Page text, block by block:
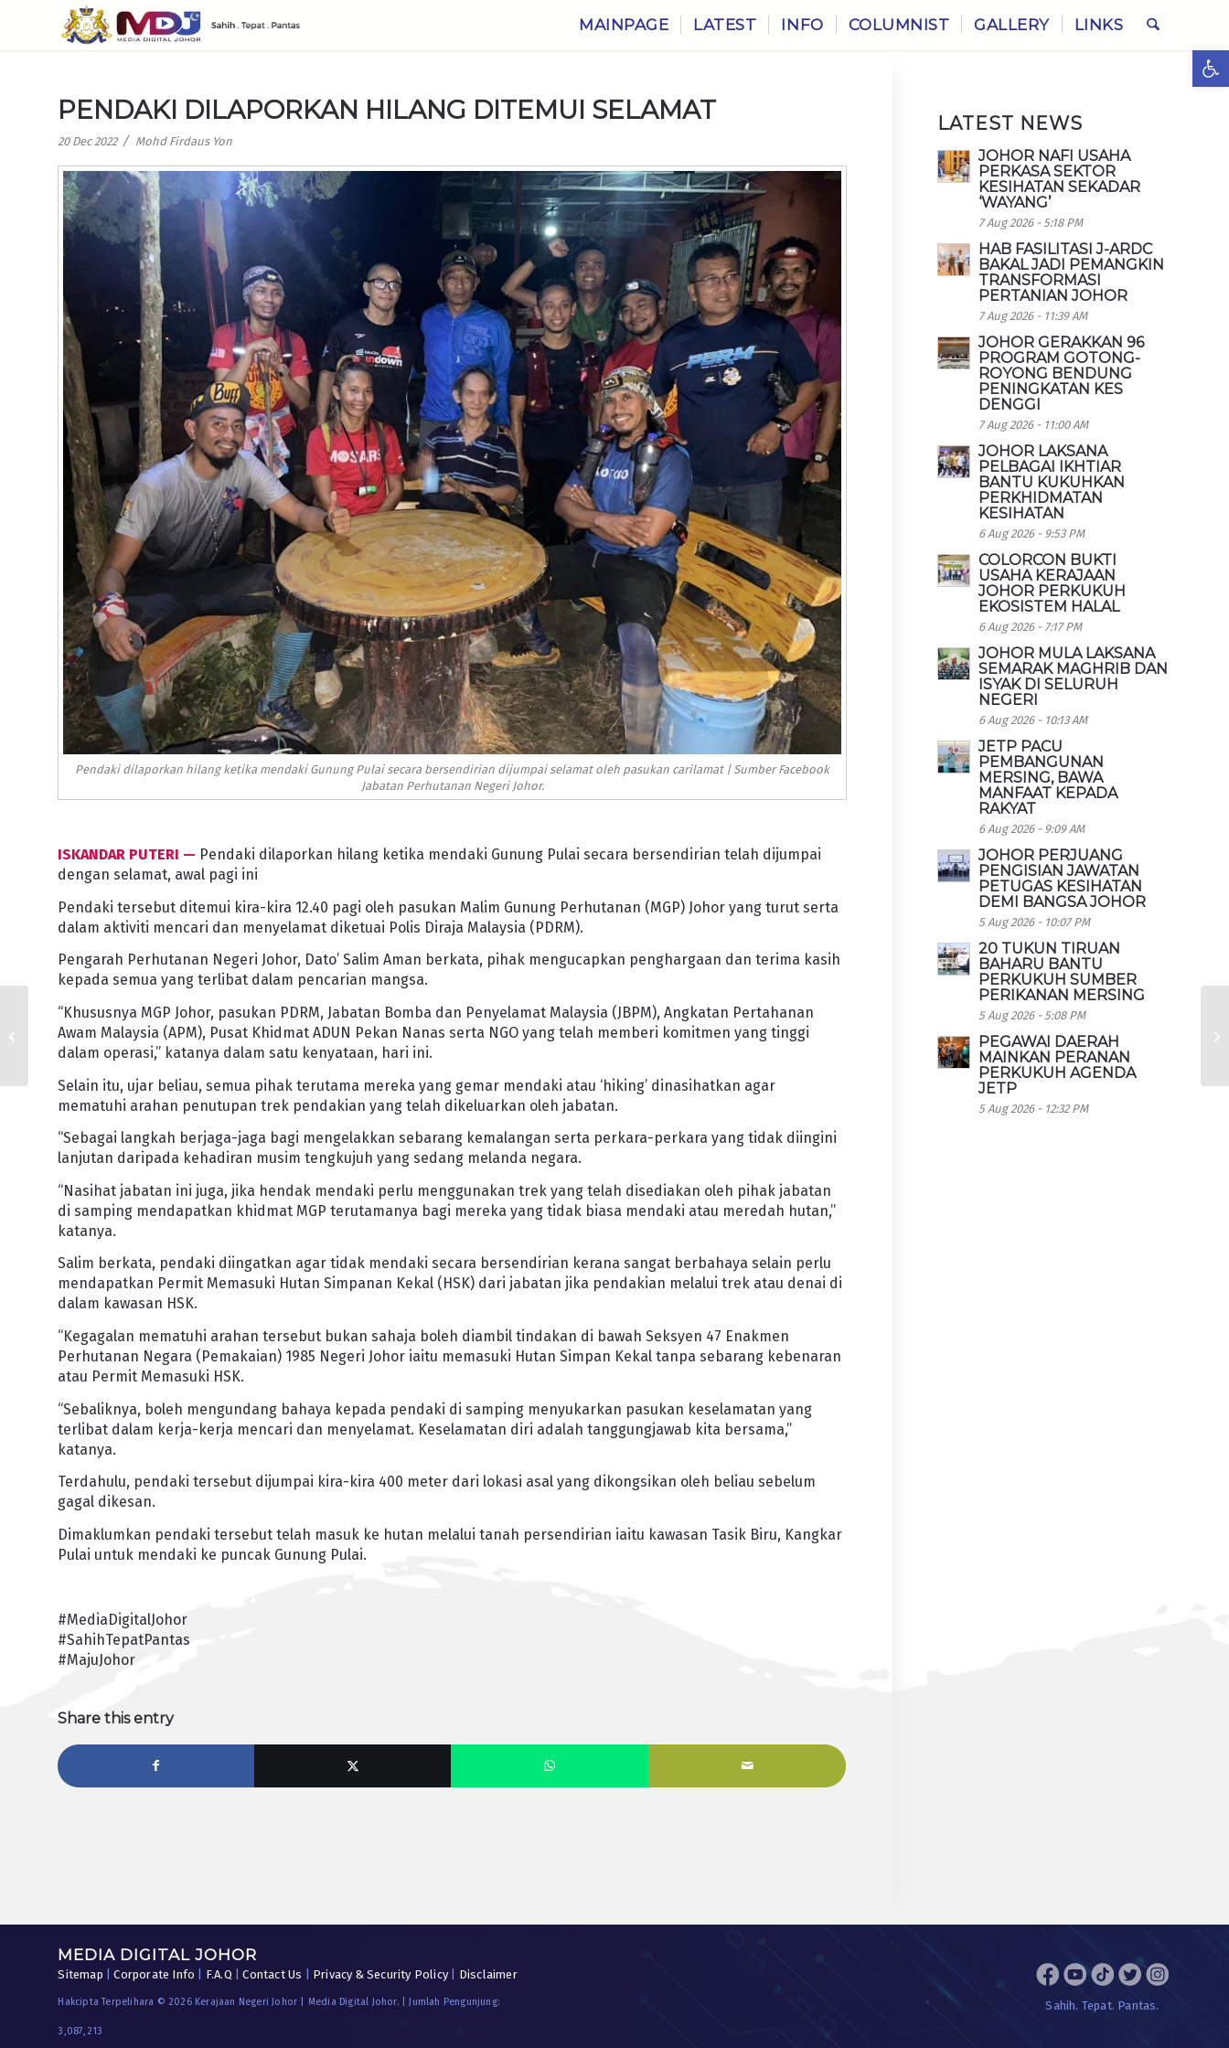
MAINPAGE LATEST INFO COLUMNIST GALLERY LINKS
PENDAKI DILAPORKAN HILANG DITEMUI SELAMAT
20 Dec 2022 / Mohd Firdaus Yon
Pendaki dilaporkan hilang ketika mendaki Gunung Pulai secara bersendirian dijumpai selamat oleh pasukan carilamat | Sumber Facebook
Jabatan Perhutanan Negeri Johor.
ISKANDAR PUTERI — Pendaki dilaporkan hilang ketika mendaki Gunung Pulai secara bersendirian telah dijumpai
dengan selamat, awal pagi ini
Pendaki tersebut ditemui kira-kira 12.40 pagi oleh pasukan Malim Gunung Perhutanan (MGP) Johor yang turut serta
dalam aktiviti mencari dan menyelamat diketuai Polis Diraja Malaysia (PDRM).
Pengarah Perhutanan Negeri Johor, Dato’ Salim Aman berkata, pihak mengucapkan penghargaan dan terima kasih
kepada semua yang terlibat dalam pencarian mangsa.
“Khususnya MGP Johor, pasukan PDRM, Jabatan Bomba dan Penyelamat Malaysia (JBPM), Angkatan Pertahanan
Awam Malaysia (APM), Pusat Khidmat ADUN Pekan Nanas serta NGO yang telah memberi komitmen yang tinggi
dalam operasi,” katanya dalam satu kenyataan, hari ini.
Selain itu, ujar beliau, semua pihak terutama mereka yang gemar mendaki atau ‘hiking’ dinasihatkan agar
mematuhi arahan penutupan trek pendakian yang telah dikeluarkan oleh jabatan.
“Sebagai langkah berjaga-jaga bagi mengelakkan sebarang kemalangan serta perkara-perkara yang tidak diingini
lanjutan daripada kehadiran musim tengkujuh yang sedang melanda negara.
“Nasihat jabatan ini juga, jika hendak mendaki perlu menggunakan trek yang telah disediakan oleh pihak jabatan
di samping mendapatkan khidmat MGP terutamanya bagi mereka yang tidak biasa mendaki atau meredah hutan,”
katanya.
Salim berkata, pendaki diingatkan agar tidak mendaki secara bersendirian kerana sangat berbahaya selain perlu
mendapatkan Permit Memasuki Hutan Simpanan Kekal (HSK) dari jabatan jika pendakian melalui trek atau denai di
dalam kawasan HSK.
“Kegagalan mematuhi arahan tersebut bukan sahaja boleh diambil tindakan di bawah Seksyen 47 Enakmen
Perhutanan Negara (Pemakaian) 1985 Negeri Johor iaitu memasuki Hutan Simpan Kekal tanpa sebarang kebenaran
atau Permit Memasuki HSK.
“Sebaliknya, boleh mengundang bahaya kepada pendaki di samping menyukarkan pasukan keselamatan yang
terlibat dalam kerja-kerja mencari dan menyelamat. Keselamatan diri adalah tanggungjawab kita bersama,”
katanya.
Terdahulu, pendaki tersebut dijumpai kira-kira 400 meter dari lokasi asal yang dikongsikan oleh beliau sebelum
gagal dikesan.
Dimaklumkan pendaki tersebut telah masuk ke hutan melalui tanah persendirian iaitu kawasan Tasik Biru, Kangkar
Pulai untuk mendaki ke puncak Gunung Pulai.
#MediaDigitalJohor
#SahihTepatPantas
#MajuJohor
Share this entry
LATEST NEWS
JOHOR NAFI USAHA
PERKASA SEKTOR
KESIHATAN SEKADAR
‘WAYANG’
7 Aug 2026 - 5:18 PM
HAB FASILITASI J-ARDC
BAKAL JADI PEMANGKIN
TRANSFORMASI
PERTANIAN JOHOR
7 Aug 2026 - 11:39 AM
JOHOR GERAKKAN 96
PROGRAM GOTONG-
ROYONG BENDUNG
PENINGKATAN KES
DENGGI
7 Aug 2026 - 11:00 AM
JOHOR LAKSANA
PELBAGAI IKHTIAR
BANTU KUKUHKAN
PERKHIDMATAN
KESIHATAN
6 Aug 2026 - 9:53 PM
COLORCON BUKTI
USAHA KERAJAAN
JOHOR PERKUKUH
EKOSISTEM HALAL
6 Aug 2026 - 7:17 PM
JOHOR MULA LAKSANA
SEMARAK MAGHRIB DAN
ISYAK DI SELURUH
NEGERI
6 Aug 2026 - 10:13 AM
JETP PACU
PEMBANGUNAN
MERSING, BAWA
MANFAAT KEPADA
RAKYAT
6 Aug 2026 - 9:09 AM
JOHOR PERJUANG
PENGISIAN JAWATAN
PETUGAS KESIHATAN
DEMI BANGSA JOHOR
5 Aug 2026 - 10:07 PM
20 TUKUN TIRUAN
BAHARU BANTU
PERKUKUH SUMBER
PERIKANAN MERSING
5 Aug 2026 - 5:08 PM
PEGAWAI DAERAH
MAINKAN PERANAN
PERKUKUH AGENDA
JETP
5 Aug 2026 - 12:32 PM
MEDIA DIGITAL JOHOR
Sitemap |Corporate Info F.A.Q |Contact Us Privacy & Security Policy| Disclaimer
Hakcipta Terpelihara © 2026 Kerajaan Negeri Johor | Media Digital Johor. | Jumlah Pengunjung:
3,087,213
Sahih. Tepat. Pantas.
SWM KASIH SANTUNI
50 KANAK-KANAK
SEMPENA KRISMAS